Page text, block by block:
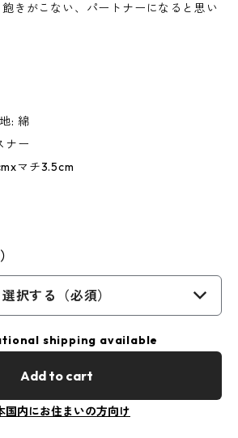
きがこない、パートナーになると思い
: 綿
ナー
マチ3.5cm
選択する（必須）
shipping available
Add to cart
国内にお住まいの方向け